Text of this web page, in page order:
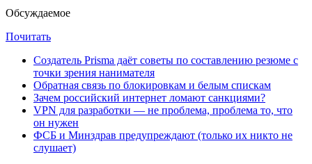
Обсуждаемое
Почитать
Создатель Prisma даёт советы по составлению резюме с
точки зрения нанимателя
Обратная связь по блокировкам и белым спискам
Зачем российский интернет ломают санкциями?
VPN для разработки — не проблема, проблема то, что
он нужен
ФСБ и Минздрав предупреждают (только их никто не
слушает)